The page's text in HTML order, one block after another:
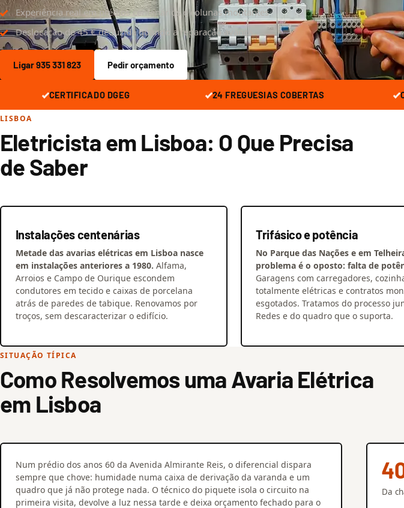
Experiência real em prédios centenários e colunas montantes
Deslocação de 45 € deduzida quando a reparação avança
Ligar 935 331 823 Pedir orçamento
CERTIFICADO DGEG 24 FREGUESIAS COBERTAS
LISBOA
Eletricista em Lisboa: O Que Precisa
de Saber
Instalações centenárias
Metade das avarias elétricas em Lisboa nasce
em instalações anteriores a 1980. Alfama,
Arroios e Campo de Ourique escondem
condutores em tecido e caixas de porcelana
atrás de paredes de tabique. Renovamos por
troços, sem descaracterizar o edifício.
Trifásico e potência
No Parque das Nações e em
problema é o oposto: falta de
Garagens com carregadores,
totalmente elétricas e contratos
esgotados. Tratamos do processo
Redes e do quadro que o suporta.
SITUAÇÃO TÍPICA
Como Resolvemos uma Avaria Elétrica
em Lisboa
Num prédio dos anos 60 da Avenida Almirante Reis, o diferencial dispara
sempre que chove: humidade numa caixa de derivação da varanda e um
quadro que já não protege nada. O técnico do piquete isola o circuito na
primeira visita, devolve a luz nessa tarde e deixa orçamento fechado para o
Da